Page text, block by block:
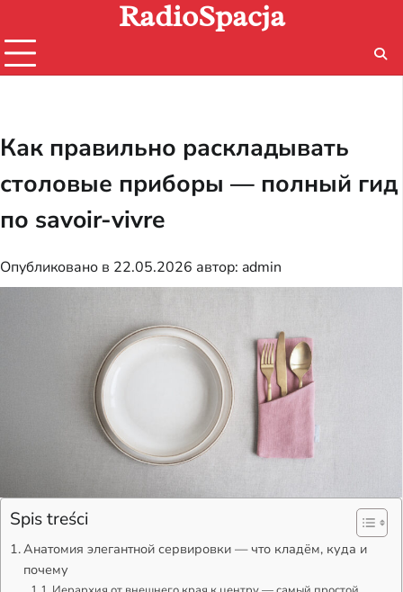
содержимому
RadioSpacja
Как правильно раскладывать
столовые приборы — полный гид
по savoir-vivre
Опубликовано в 22.05.2026 автор: admin
Spis treści
Анатомия элегантной сервировки — что кладём, куда и
почему